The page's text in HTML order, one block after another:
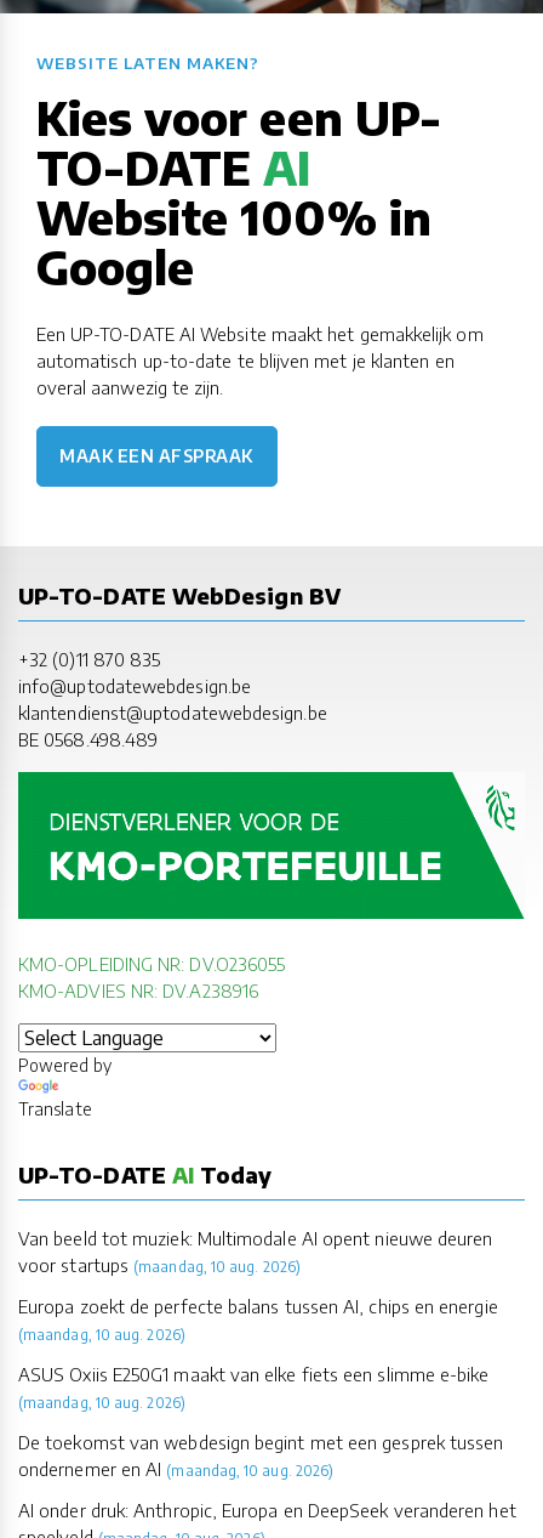
WEBSITE LATEN MAKEN?​​​​​​​​​​​​​​
Kies voor een UP-
TO-DATE AI
Website 100% in
Google
Een UP-TO-DATE AI Website maakt het gemakkelijk om
automatisch up-to-date te blijven met je klanten en
overal aanwezig te zijn.
MAAK EEN AFSPRAAK
UP-TO-DATE WebDesign BV
+32 (0)11 870 835
info@uptodatewebdesign.be
klantendienst@uptodatewebdesign.be
BE 0568.498.489
KMO-OPLEIDING NR: DV.O236055
KMO-ADVIES NR: DV.A238916
Powered by
Translate
UP-TO-DATE AI Today
Van beeld tot muziek: Multimodale AI opent nieuwe deuren
voor startups (maandag, 10 aug. 2026)
Europa zoekt de perfecte balans tussen AI, chips en energie
(maandag, 10 aug. 2026)
ASUS Oxiis E250G1 maakt van elke fiets een slimme e-bike
(maandag, 10 aug. 2026)
De toekomst van webdesign begint met een gesprek tussen
ondernemer en AI (maandag, 10 aug. 2026)
AI onder druk: Anthropic, Europa en DeepSeek veranderen het